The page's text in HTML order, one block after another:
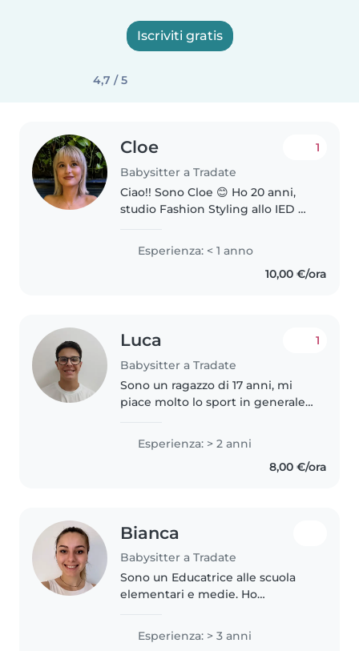
Iscriviti gratis
4,7 / 5
Cloe
Babysitter a Tradate
1
Ciao!! Sono Cloe 😊 Ho 20 anni,
studio Fashion Styling allo IED di
Liceo Artistico. Sono super
creativa: adoro disegnare,
inventare giochi con i bimbi...
Esperienza: < 1 anno
10,00 €/ora
Luca
Babysitter a Tradate
1
Sono un ragazzo di 17 anni, mi
piace molto lo sport in generale,
ancora a scuola, proprio per
Esperienza: > 2 anni
8,00 €/ora
Bianca
Babysitter a Tradate
Sono un Educatrice alle scuola
elementari e medie. Ho
patentata con auto di proprietà.
Esperienza: > 3 anni